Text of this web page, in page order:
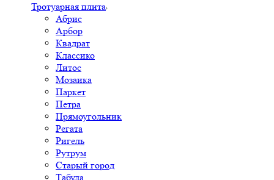
Тротуарная плита
Абрис
Арбор
Квадрат
Классико
Литос
Мозаика
Паркет
Петра
Прямоугольник
Регата
Ригель
Рутрум
Старый город
Табула